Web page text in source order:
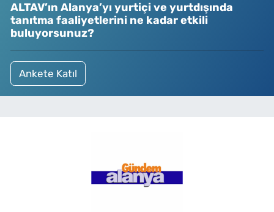
ALTAV’ın Alanya’yı yurtiçi ve yurtdışında
tanıtma faaliyetlerini ne kadar etkili
buluyorsunuz?
Ankete Katıl